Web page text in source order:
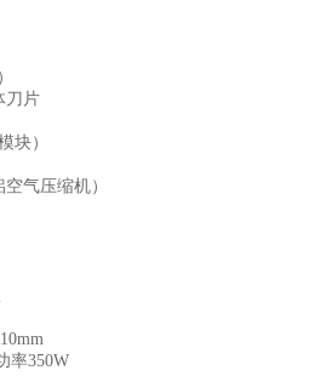
刀片
块）
气压缩机）
率350W